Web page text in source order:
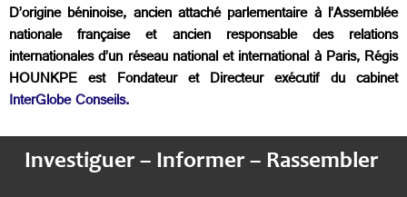
D’origine béninoise, ancien attaché parlementaire à l’Assemblée
nationale française et ancien responsable des relations
internationales d’un réseau national et international à Paris, Régis
HOUNKPE est Fondateur et Directeur exécutif du cabinet
InterGlobe Conseils.
Investiguer – Informer – Rassembler